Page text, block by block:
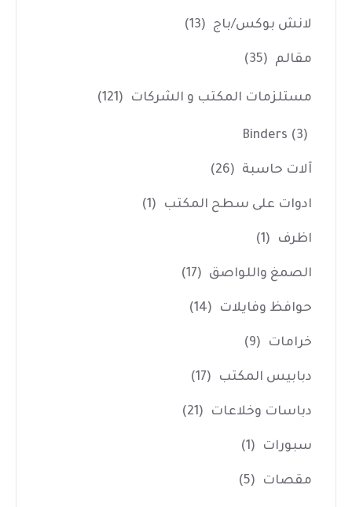
لانش بوكس/باج (13)
مقالم (35)
مستلزمات المكتب و الشركات (121)
Binders (3)
آلات حاسبة (26)
ادوات على سطح المكتب (1)
اظرف (1)
الصمغ واللواصق (17)
حوافظ وفايلات (14)
خرامات (9)
دبابيس المكتب (17)
دباسات وخلاعات (21)
سبورات (1)
مقصات (5)